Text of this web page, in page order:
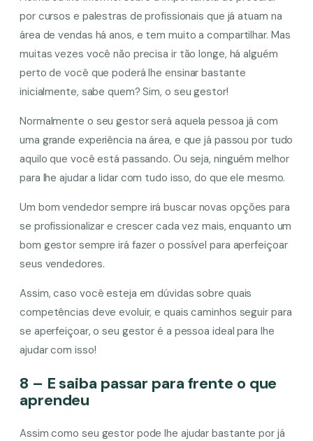
por cursos e palestras de profissionais que já atuam na
área de vendas há anos, e tem muito a compartilhar. Mas
muitas vezes você não precisa ir tão longe, há alguém
perto de você que poderá lhe ensinar bastante
inicialmente, sabe quem? Sim, o seu gestor!
Normalmente o seu gestor será aquela pessoa já com
uma grande experiência na área, e que já passou por tudo
aquilo que você está passando. Ou seja, ninguém melhor
para lhe ajudar a lidar com tudo isso, do que ele mesmo.
Um bom vendedor sempre irá buscar novas opções para
se profissionalizar e crescer cada vez mais, enquanto um
bom gestor sempre irá fazer o possível para aperfeiçoar
seus vendedores.
Assim, caso você esteja em dúvidas sobre quais
competências deve evoluir, e quais caminhos seguir para
se aperfeiçoar, o seu gestor é a pessoa ideal para lhe
ajudar com isso!
8 – E saiba passar para frente o que
aprendeu
Assim como seu gestor pode lhe ajudar bastante por já